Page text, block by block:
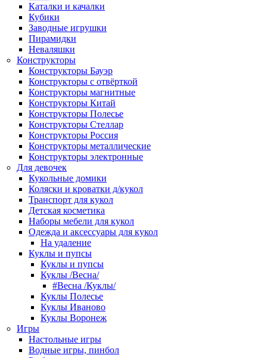
Каталки и качалки
Кубики
Заводные игрушки
Пирамидки
Неваляшки
Конструкторы
Конструкторы Бауэр
Конструкторы с отвёрткой
Конструкторы магнитные
Конструкторы Китай
Конструкторы Полесье
Конструкторы Стеллар
Конструкторы Россия
Конструкторы металлические
Конструкторы электронные
Для девочек
Кукольные домики
Коляски и кроватки д/кукол
Транспорт для кукол
Детская косметика
Наборы мебели для кукол
Одежда и аксессуары для кукол
На удаление
Куклы и пупсы
Куклы и пупсы
Куклы /Весна/
#Весна /Куклы/
Куклы Полесье
Куклы Иваново
Куклы Воронеж
Игры
Настольные игры
Водные игры, пинбол